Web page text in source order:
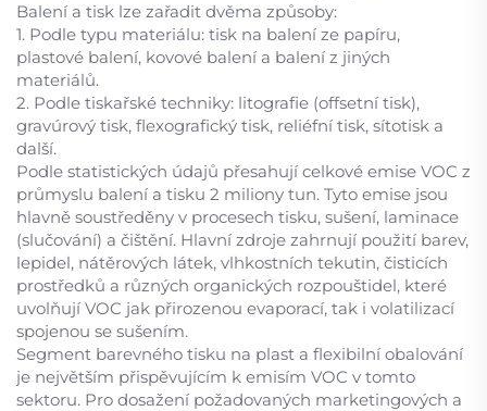
Balení a tisk lze zařadit dvěma způsoby:
1. Podle typu materiálu: tisk na balení ze papíru,
plastové balení, kovové balení a balení z jiných
materiálů.
2. Podle tiskařské techniky: litografie (offsetní tisk),
gravúrový tisk, flexografický tisk, reliéfní tisk, sítotisk a
další.
Podle statistických údajů přesahují celkové emise VOC z
průmyslu balení a tisku 2 miliony tun. Tyto emise jsou
hlavně soustředěny v procesech tisku, sušení, laminace
(slučování) a čištění. Hlavní zdroje zahrnují použití barev,
lepidel, nátěrových látek, vlhkostních tekutin, čisticích
prostředků a různých organických rozpouštidel, které
uvolňují VOC jak přirozenou evaporací, tak i volatilizací
spojenou se sušením.
Segment barevného tisku na plast a flexibilní obalování
je největším přispěvujícím k emisím VOC v tomto
sektoru. Pro dosažení požadovaných marketingových a